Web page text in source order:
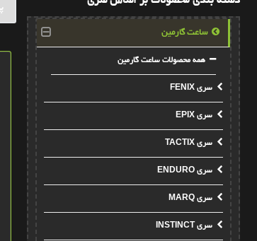
ساعت گارمین
همه محصولات ساعت گارمین
سری FENIX
سری EPIX
سری TACTIX
سری ENDURO
سری MARQ
سری INSTINCT